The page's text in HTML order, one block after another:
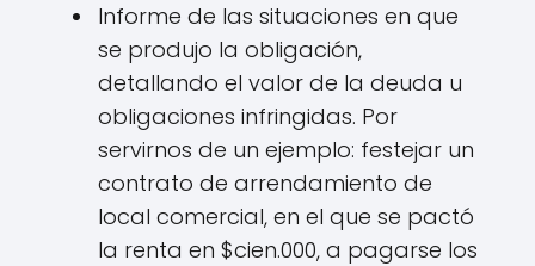
Informe de las situaciones en que
se produjo la obligación,
detallando el valor de la deuda u
obligaciones infringidas. Por
servirnos de un ejemplo: festejar un
contrato de arrendamiento de
local comercial, en el que se pactó
la renta en $cien.000, a pagarse los